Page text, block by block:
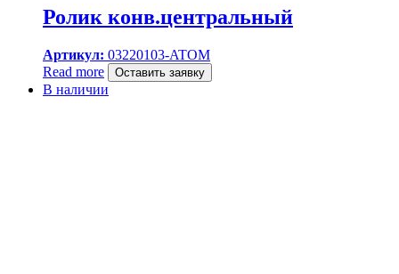
Ролик конв.центральный
Артикул: 03220103-ATOM
Read more
Оставить заявку
В наличии